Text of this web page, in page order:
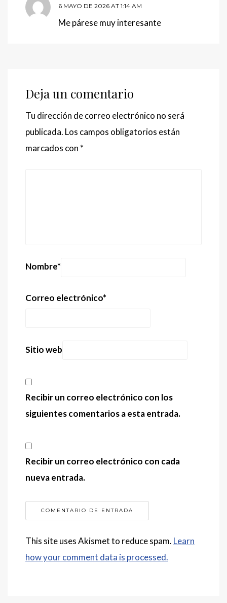
6 MAYO DE 2026 AT 1:14 AM
Me párese muy interesante
Deja un comentario
Tu dirección de correo electrónico no será
publicada. Los campos obligatorios están
marcados con *
Nombre*
Correo electrónico*
Sitio web
Recibir un correo electrónico con los
siguientes comentarios a esta entrada.
Recibir un correo electrónico con cada
nueva entrada.
This site uses Akismet to reduce spam. Learn
how your comment data is processed.